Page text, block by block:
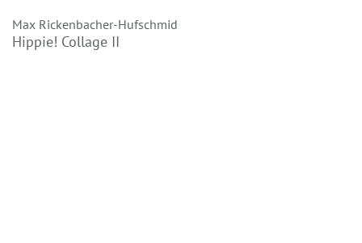
Max Rickenbacher-Hufschmid
Hippie! Collage II